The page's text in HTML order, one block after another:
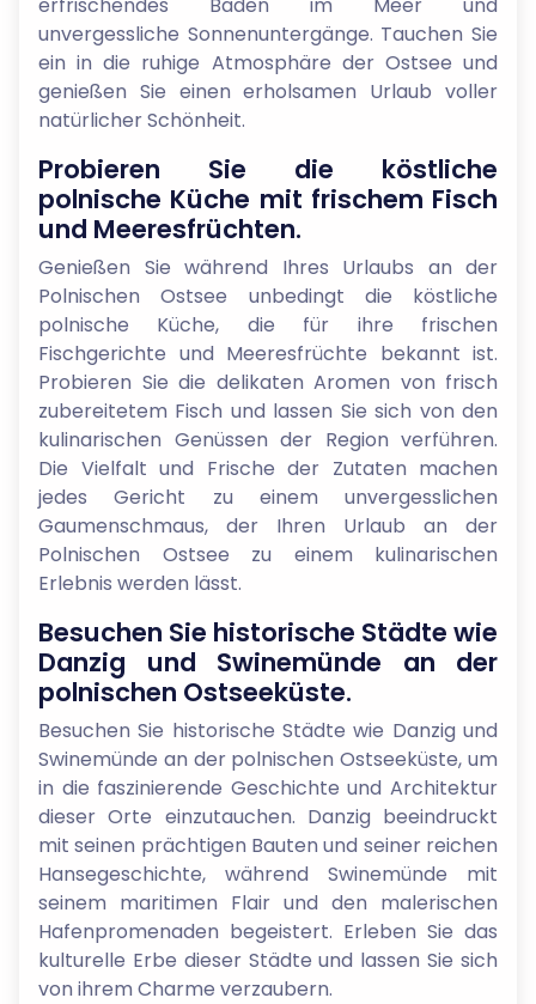
unvergessliche Sonnenuntergänge. Tauchen Sie
ein in die ruhige Atmosphäre der Ostsee und
genießen Sie einen erholsamen Urlaub voller
natürlicher Schönheit.
Probieren Sie die köstliche
polnische Küche mit frischem Fisch
und Meeresfrüchten.
Genießen Sie während Ihres Urlaubs an der
Polnischen Ostsee unbedingt die köstliche
polnische Küche, die für ihre frischen
Fischgerichte und Meeresfrüchte bekannt ist.
Probieren Sie die delikaten Aromen von frisch
zubereitetem Fisch und lassen Sie sich von den
kulinarischen Genüssen der Region verführen.
Die Vielfalt und Frische der Zutaten machen
jedes Gericht zu einem unvergesslichen
Gaumenschmaus, der Ihren Urlaub an der
Polnischen Ostsee zu einem kulinarischen
Erlebnis werden lässt.
Besuchen Sie historische Städte wie
Danzig und Swinemünde an der
polnischen Ostseeküste.
Besuchen Sie historische Städte wie Danzig und
Swinemünde an der polnischen Ostseeküste, um
in die faszinierende Geschichte und Architektur
dieser Orte einzutauchen. Danzig beeindruckt
mit seinen prächtigen Bauten und seiner reichen
Hansegeschichte, während Swinemünde mit
seinem maritimen Flair und den malerischen
Hafenpromenaden begeistert. Erleben Sie das
kulturelle Erbe dieser Städte und lassen Sie sich
von ihrem Charme verzaubern.